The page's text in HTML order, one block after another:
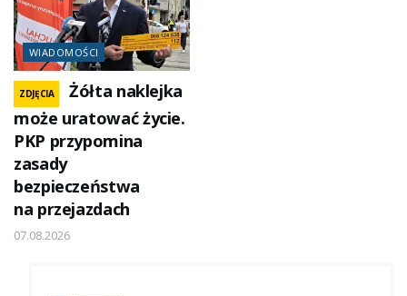
WIADOMOŚCI
ZDJĘCIA
Żółta naklejka
może uratować życie.
PKP przypomina
zasady
bezpieczeństwa
na przejazdach
07.08.2026